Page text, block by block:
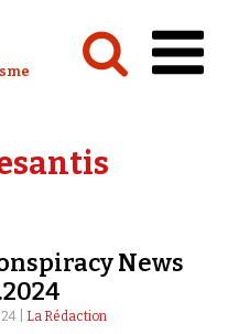
:
News
| La Rédaction